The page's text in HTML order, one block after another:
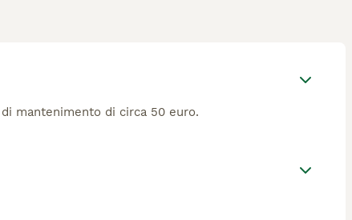
mantenimento di circa 50 euro.